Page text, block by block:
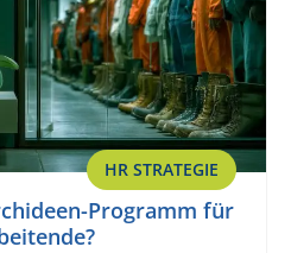
HR STRATEGIE
Programm für